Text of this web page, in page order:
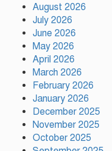
August 2026
July 2026
June 2026
May 2026
April 2026
March 2026
February 2026
January 2026
December 2025
November 2025
October 2025